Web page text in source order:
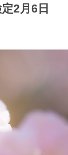
2月6日